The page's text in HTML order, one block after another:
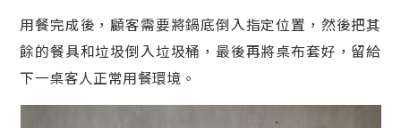
用餐完成後，顧客需要將鍋底倒入指定位置，然後把其
餘的餐具和垃圾倒入垃圾桶，最後再將桌布套好，留給
下一桌客人正常用餐環境。